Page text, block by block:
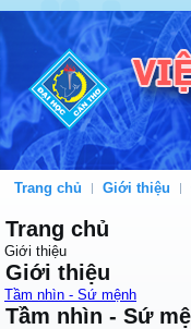
Trang chủ Giới thiệu
Trang chủ
Giới thiệu
Giới thiệu
Tầm nhìn - Sứ mệnh
Tầm nhìn - Sứ